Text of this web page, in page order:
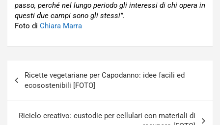
passo, perché nel lungo periodo gli interessi di chi opera in
questi due campi sono gli stessi”.
Foto di Chiara Marra
articoli
Ricette vegetariane per Capodanno: idee facili ed
ecosostenibili [FOTO]
Riciclo creativo: custodie per cellulari con materiali di